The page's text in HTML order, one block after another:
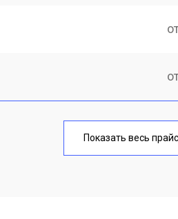
Показать весь прайс